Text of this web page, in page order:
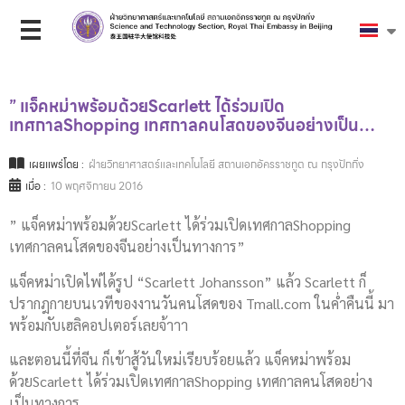
” แจ็คหม่าพร้อมด้วยScarlett ได้ร่วมเปิด
เทศกาลShopping เทศกาลคนโสดของจีนอย่างเป็น…
เผยแพร่โดย : ฝ่ายวิทยาศาสตร์และเทคโนโลยี สถานเอกอัครราชทูต ณ กรุงปักกิ่ง
เมื่อ : 10 พฤศจิกายน 2016
” แจ็คหม่าพร้อมด้วยScarlett ได้ร่วมเปิดเทศกาลShopping
เทศกาลคนโสดของจีนอย่างเป็นทางการ”
แจ็คหม่าเปิดไพ่ได้รูป “Scarlett Johansson” แล้ว Scarlett ก็
ปรากฎกายบนเวทีของงานวันคนโสดของ Tmall.com ในค่ำคืนนี้ มา
พร้อมกับเฮลิคอปเตอร์เลยจ้าาา
และตอนนี้ที่จีน ก็เข้าสู้วันใหม่เรียบร้อยแล้ว แจ็คหม่าพร้อม
ด้วยScarlett ได้ร่วมเปิดเทศกาลShopping เทศกาลคนโสดอย่าง